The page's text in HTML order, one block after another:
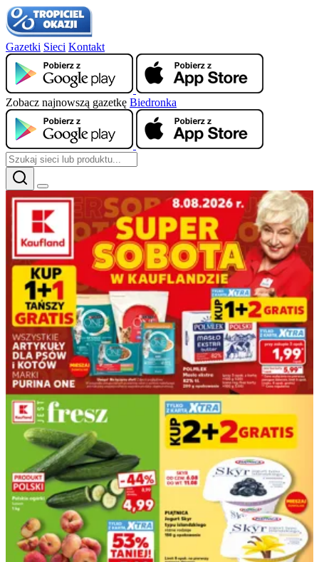
Gazetki Sieci Kontakt
Zobacz najnowszą gazetkę Biedronka